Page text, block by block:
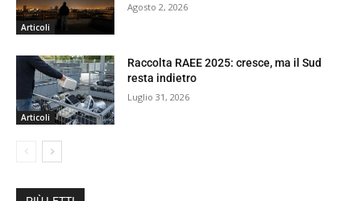
Articoli
Agosto 2, 2026
Articoli
Raccolta RAEE 2025: cresce, ma il Sud
resta indietro
Luglio 31, 2026